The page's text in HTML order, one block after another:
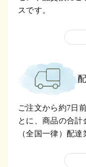
スです。
ご注文から約7日
とに、商品の合計
（全国一律）配